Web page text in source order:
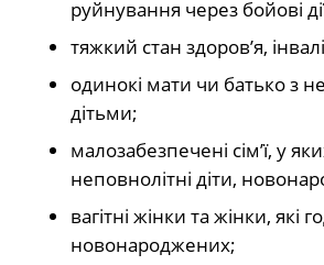
руйнування через бойові
тяжкий стан здоров’я,
одинокі мати чи батько з
дітьми;
малозабезпечені сім’ї, у
неповнолітні діти,
вагітні жінки та жінки, які
новонароджених;